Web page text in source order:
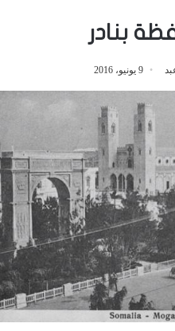
بنادر
9 يونيو، 2016